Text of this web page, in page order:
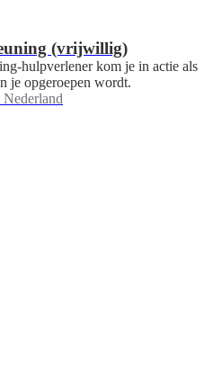
(vrijwillig)
hulpverlener kom je in actie als
je opgeroepen wordt.